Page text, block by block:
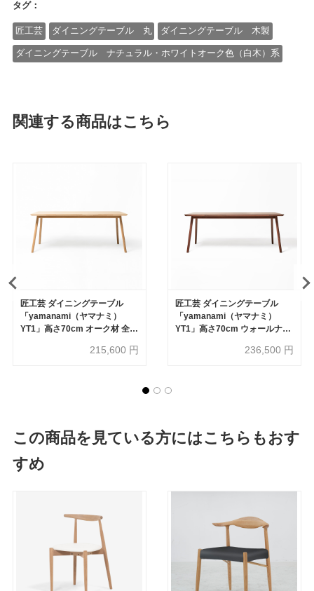
タグ：
匠工芸 ダイニングテーブル 丸 ダイニングテーブル 木製
ダイニングテーブル ナチュラル・ホワイトオーク色（白木）系
関連する商品はこちら
匠工芸 ダイニングテーブル
「yamanami（ヤマナミ）
YT1」高さ70cm オーク材 全3
215,600 円
匠工芸 ダイニングテーブル
「yamanami（ヤマナミ）
YT1」高さ70cm ウォールナッ
236,500 円
この商品を見ている方にはこちらもおす
すめ